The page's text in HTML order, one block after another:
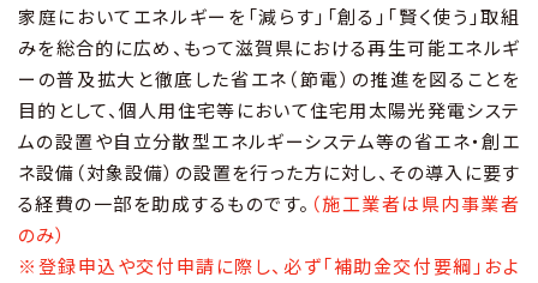
水環境保全（淡海環境プラザ）
環境情報発信
補助金
お知らせ
家庭においてエネルギーを「減らす」「創る」「賢く使う」取組
みを総合的に広め、もって滋賀県における再生可能エネルギ
ーの普及拡大と徹底した省エネ（節電）の推進を図ることを
目的として、個人用住宅等において住宅用太陽光発電システ
ムの設置や自立分散型エネルギーシステム等の省エネ・創エ
ネ設備（対象設備）の設置を行った方に対し、その導入に要す
る経費の一部を助成するものです。 （施工業者は県内事業者
のみ）
※登録申込や交付申請に際し、必ず「補助金交付要綱」およ